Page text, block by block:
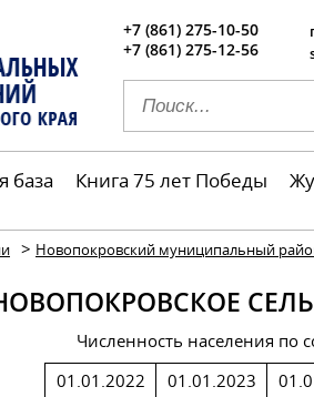
+7 (861) 275-10-50
+7 (861) 275-12-56
база Книга 75 лет Победы
> Новопокровский муниципальный
Численность населения по
01.01.2022
01.01.2023